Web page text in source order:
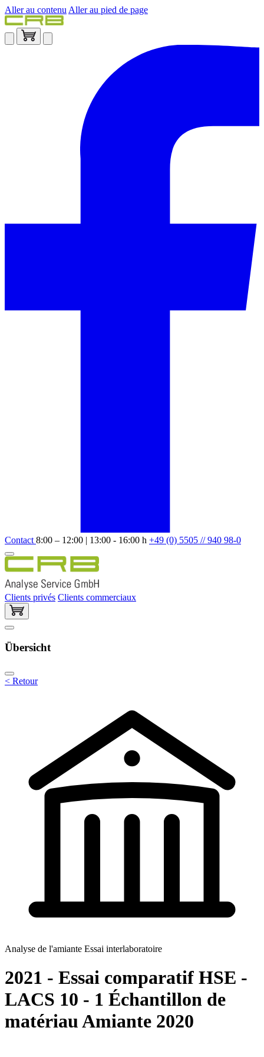
Aller au contenu Aller au pied de page
Contact 8:00 – 12:00 | 13:00 - 16:00 h +49 (0) 5505 // 940 98-0
Clients privés Clients commerciaux
Übersicht
< Retour
Analyse de l'amiante Essai interlaboratoire
2021 - Essai comparatif HSE -
LACS 10 - 1 Échantillon de
matériau Amiante 2020